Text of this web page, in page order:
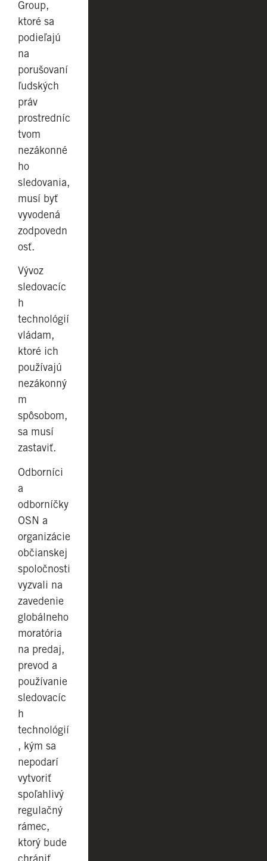
Group,
ktoré sa
podieľajú
na
porušovaní
ľudských
práv
prostredníc
tvom
nezákonné
ho
sledovania,
musí byť
vyvodená
zodpovedn
osť.
Vývoz
sledovacíc
h
technológií
vládam,
ktoré ich
používajú
nezákonný
m
spôsobom,
sa musí
zastaviť.
Odborníci
a
odborníčky
OSN a
organizácie
občianskej
spoločnosti
vyzvali na
zavedenie
globálneho
moratória
na predaj,
prevod a
používanie
sledovacíc
h
technológií
, kým sa
nepodarí
vytvoriť
spoľahlivý
regulačný
rámec,
ktorý bude
chrániť